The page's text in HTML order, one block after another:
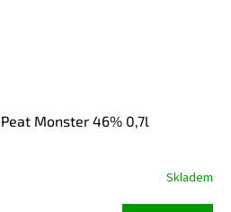
Monster 46% 0,7l
Skladem